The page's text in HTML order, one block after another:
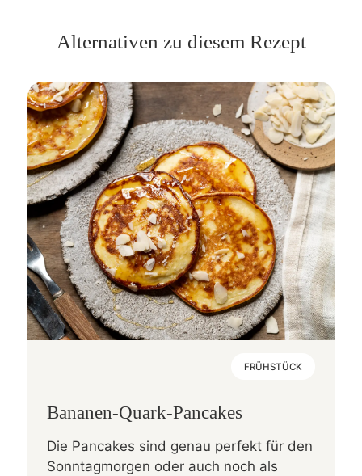
Alternativen zu diesem Rezept
FRÜHSTÜCK
Bananen-Quark-Pancakes
Die Pancakes sind genau perfekt für den
Sonntagmorgen oder auch noch als